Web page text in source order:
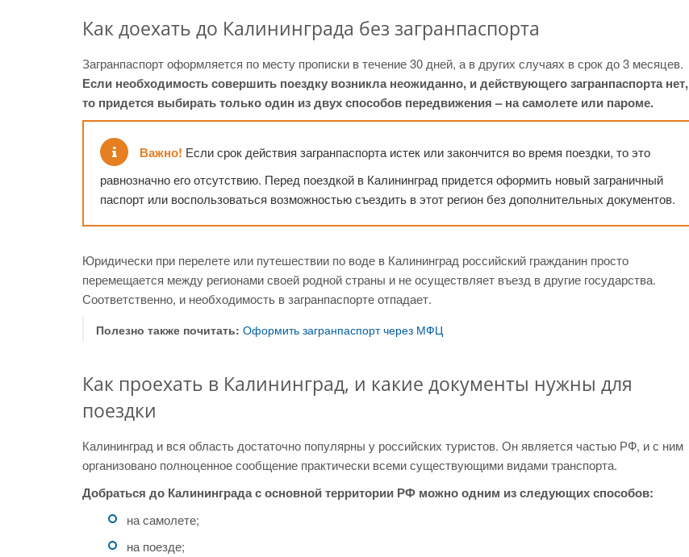
Как доехать до Калининграда без загранпаспорта
Загранпаспорт оформляется по месту прописки в течение 30 дней, а в других случаях в срок до 3 месяцев.
Если необходимость совершить поездку возникла неожиданно, и действующего загранпаспорта нет,
то придется выбирать только один из двух способов передвижения – на самолете или пароме.
Важно! Если срок действия загранпаспорта истек или закончится во время поездки, то это
равнозначно его отсутствию. Перед поездкой в Калининград придется оформить новый заграничный
паспорт или воспользоваться возможностью съездить в этот регион без дополнительных документов.
Юридически при перелете или путешествии по воде в Калининград российский гражданин просто
перемещается между регионами своей родной страны и не осуществляет въезд в другие государства.
Соответственно, и необходимость в загранпаспорте отпадает.
Полезно также почитать: Оформить загранпаспорт через МФЦ
Как проехать в Калининград, и какие документы нужны для
поездки
Калининград и вся область достаточно популярны у российских туристов. Он является частью РФ, и с ним
организовано полноценное сообщение практически всеми существующими видами транспорта.
Добраться до Калининграда с основной территории РФ можно одним из следующих способов:
на самолете;
на поезде;